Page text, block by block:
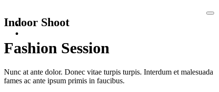
Clients
Indoor Shoot
Fashion Session
worksitem1
Nunc at ante dolor. Donec vitae turpis turpis. Interdum et malesuada
fames ac ante ipsum primis in faucibus.